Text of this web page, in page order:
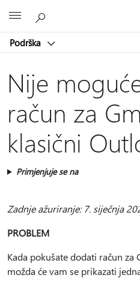
Podrška
Nije
račun za
klasični
Primjenjuje se na
Zadnje ažuriranje: 7. siječnja
PROBLEM
Kada pokušate dodati račun za
možda će vam se prikazati